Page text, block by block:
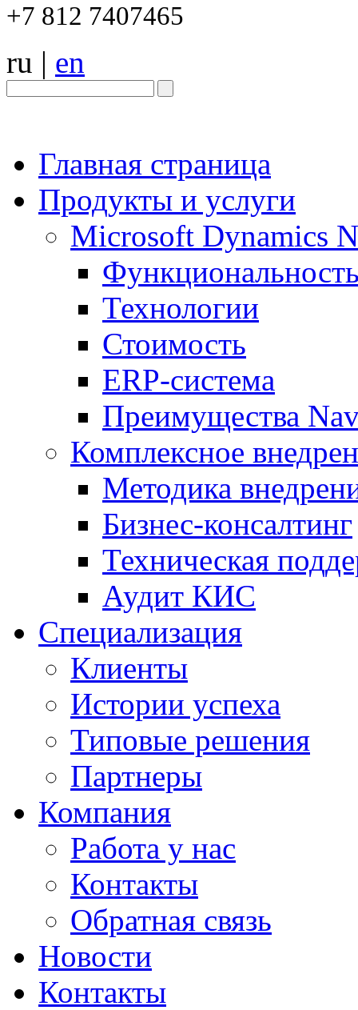
+7 812 7407465
ru | en
Главная страница
Продукты и услуги
Microsoft Dynamics
Технологии
Стоимость
ERP-система
Преимущества
Комплексное
Методика
Бизнес-консалтинг
Техническая
Аудит КИС
Специализация
Клиенты
Истории успеха
Типовые решения
Партнеры
Компания
Работа у нас
Контакты
Обратная связь
Новости
Контакты